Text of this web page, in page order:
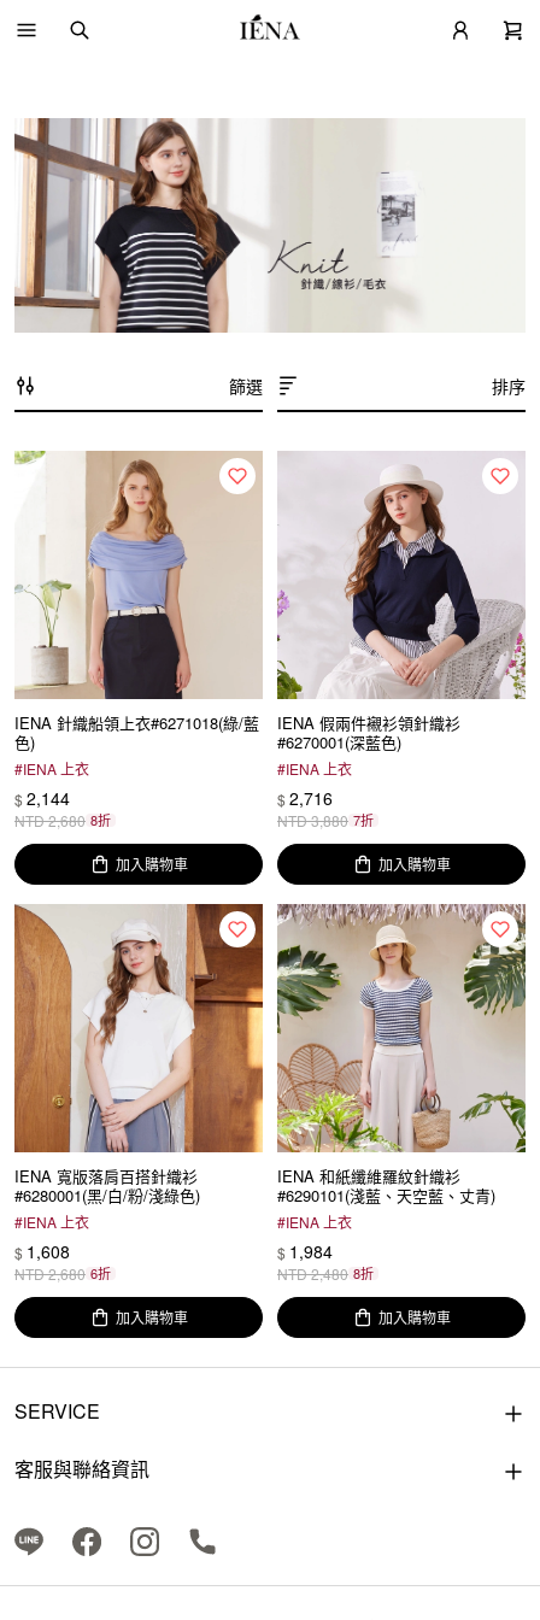
篩選 排序
IENA 針織船領上衣#6271018(綠/藍
色)
#IENA 上衣
$ 2,144
NTD2,680 8折
加入購物車
IENA 假兩件襯衫領針織衫
#6270001(深藍色)
#IENA 上衣
$ 2,716
NTD3,880 7折
加入購物車
IENA 寬版落肩百搭針織衫
#6280001(黑/白/粉/淺綠色)
#IENA 上衣
$ 1,608
NTD2,680 6折
加入購物車
IENA 和紙纖維羅紋針織衫
#6290101(淺藍、天空藍、丈青)
#IENA 上衣
$ 1,984
NTD2,480 8折
加入購物車
SERVICE
客服與聯絡資訊